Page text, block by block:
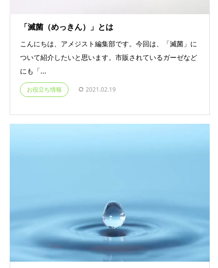
「滅菌（めっきん）」とは
こんにちは、アメジスト編集部です。今回は、「滅菌」に
ついて紹介したいと思います。市販されているガーゼなど
にも「...
お役立ち情報 2021.02.19